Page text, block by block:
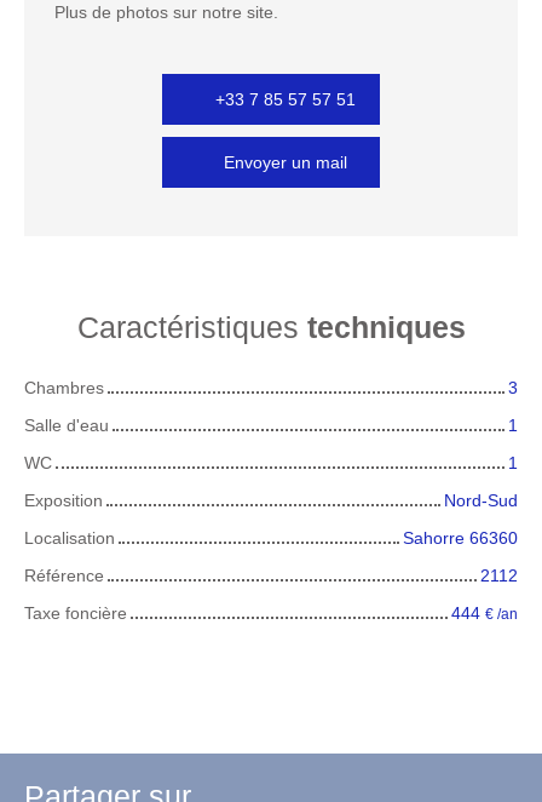
Plus de photos sur notre site.
+33 7 85 57 57 51
Envoyer un mail
Caractéristiques techniques
Chambres
3
Salle d'eau
1
WC
1
Exposition
Nord-Sud
Localisation
Sahorre 66360
Référence
2112
Taxe foncière
444 € /an